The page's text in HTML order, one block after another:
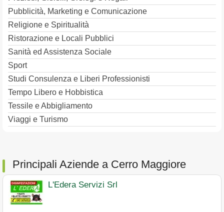
Pubblicità, Marketing e Comunicazione
Religione e Spiritualità
Ristorazione e Locali Pubblici
Sanità ed Assistenza Sociale
Sport
Studi Consulenza e Liberi Professionisti
Tempo Libero e Hobbistica
Tessile e Abbigliamento
Viaggi e Turismo
Principali Aziende a Cerro Maggiore
L'Edera Servizi Srl